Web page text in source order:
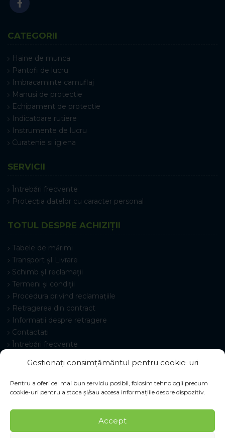
Gestionați consimțământul pentru cookie-uri
Pentru a oferi cel mai bun serviciu posibil, folosim tehnologii precum
cookie-uri pentru a stoca și/sau accesa informațiile despre dispozitiv.
Accept
CATEGORII
Haine de munca
Pantofi de lucru
Imbracaminte camuflaj
Manusi de protectie
Echipament de protectie
Indicatoare rutiere
Instrumente de lucru
Curatenie si igiena
SERVICII
Întrebări frecvente
Protecția datelor cu caracter personal
TOTUL DESPRE ACHIZIȚII
Tabele de mărimi
Transport șI Livrare
Schimb șI reclamații
Termeni și condiții
Procedura privind reclamațiile
Retragerea din contract
Informații despre retragere
Contactați
Întrebări frecvente
© 2026 Pracovné odevy ZIKO s. r. o., toate drepturile